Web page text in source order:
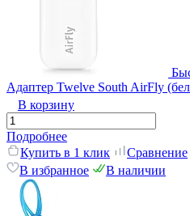
Адаптер Twelve South AirFly
В корзину
Подробнее
Купить в 1 клик
Сравнение
В избранное
В наличии